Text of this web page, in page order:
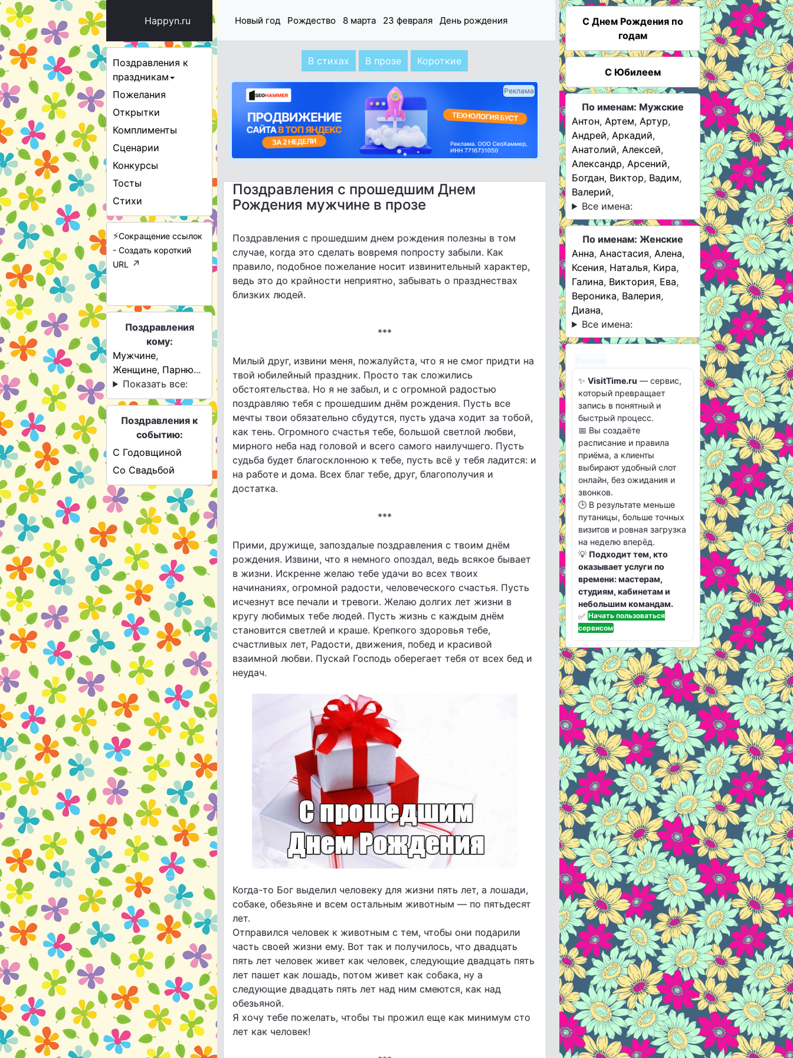
Новый год Рождество 8 марта 23 февраля День рождения
Happyn.ru
Поздравления к
праздникам
Пожелания
Открытки
Комплименты
Сценарии
Конкурсы
Тосты
Стихи
⚡Сокращение ссылок
- Создать короткий
URL
↗
Поздравления
кому:
Мужчине,
Женщине, Парню...
Показать все:
Поздравления к
событию:
С Годовщиной
Со Свадьбой
В стихах В прозе Короткие
Реклама
Поздравления с прошедшим Днем
Рождения мужчине в прозе
Поздравления с прошедшим днем рождения полезны в том
случае, когда это сделать вовремя попросту забыли. Как
правило, подобное пожелание носит извинительный характер,
ведь это до крайности неприятно, забывать о празднествах
близких людей.
***
Милый друг, извини меня, пожалуйста, что я не смог придти на
твой юбилейный праздник. Просто так сложились
обстоятельства. Но я не забыл, и с огромной радостью
поздравляю тебя с прошедшим днём рождения. Пусть все
мечты твои обязательно сбудутся, пусть удача ходит за тобой,
как тень. Огромного счастья тебе, большой светлой любви,
мирного неба над головой и всего самого наилучшего. Пусть
судьба будет благосклонною к тебе, пусть всё у тебя ладится: и
на работе и дома. Всех благ тебе, друг, благополучия и
достатка.
***
Прими, дружище, запоздалые поздравления с твоим днём
рождения. Извини, что я немного опоздал, ведь всякое бывает
в жизни. Искренне желаю тебе удачи во всех твоих
начинаниях, огромной радости, человеческого счастья. Пусть
исчезнут все печали и тревоги. Желаю долгих лет жизни в
кругу любимых тебе людей. Пусть жизнь с каждым днём
становится светлей и краше. Крепкого здоровья тебе,
счастливых лет, Радости, движения, побед и красивой
взаимной любви. Пускай Господь оберегает тебя от всех бед и
неудач.
Когда-то Бог выделил человеку для жизни пять лет, а лошади,
собаке, обезьяне и всем остальным животным — по пятьдесят
лет.
Отправился человек к животным с тем, чтобы они подарили
часть своей жизни ему. Вот так и получилось, что двадцать
пять лет человек живет как человек, следующие двадцать пять
лет пашет как лошадь, потом живет как собака, ну а
следующие двадцать пять лет над ним смеются, как над
обезьяной.
Я хочу тебе пожелать, чтобы ты прожил еще как минимум сто
лет как человек!
C Днем Рождения по
годам
С Юбилеем
По именам: Мужские
Антон,Артем,Артур,
Андрей,Аркадий,
Анатолий,Алексей,
Александр,Арсений,
Богдан, Виктор, Вадим,
Валерий,
Все имена:
По именам: Женские
Анна,Анастасия,Алена,
Ксения, Наталья, Кира,
Галина, Виктория, Ева,
Вероника, Валерия,
Диана,
Все имена:
✨VisitTime.ru — сервис,
который превращает
запись в понятный и
быстрый процесс.
📅 Вы создаёте
расписание и правила
приёма, а клиенты
выбирают удобный слот
онлайн, без ожидания и
звонков.
🕒 В результате меньше
путаницы, больше точных
визитов и ровная загрузка
на неделю вперёд.
💡 Подходит тем, кто
оказывает услуги по
времени: мастерам,
студиям, кабинетам и
небольшим командам.
✅ Начать пользоваться
сервисом